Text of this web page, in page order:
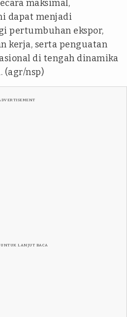
maksimal,
dapat menjadi
pertumbuhan ekspor,
kerja, serta penguatan
di tengah dinamika
(agr/nsp)
LANJUT BACA